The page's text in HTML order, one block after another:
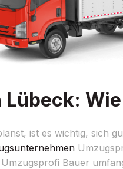
ist es wichtig, sich
Bauer